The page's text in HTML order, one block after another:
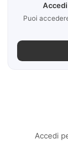
Puoi
Accedi